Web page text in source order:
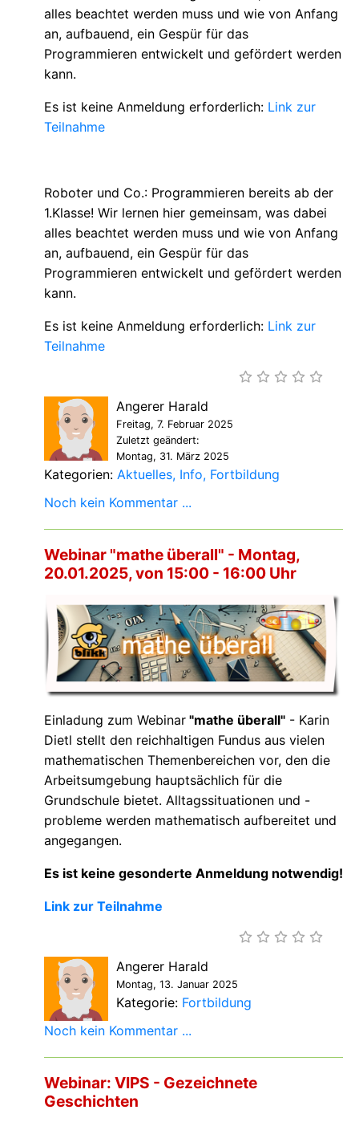
alles beachtet werden muss und wie von Anfang
an, aufbauend, ein Gespür für das
Programmieren entwickelt und gefördert werden
kann.
Es ist keine Anmeldung erforderlich: Link zur
Teilnahme
Roboter und Co.: Programmieren bereits ab der
1.Klasse! Wir lernen hier gemeinsam, was dabei
alles beachtet werden muss und wie von Anfang
an, aufbauend, ein Gespür für das
Programmieren entwickelt und gefördert werden
kann.
Es ist keine Anmeldung erforderlich: Link zur
Teilnahme
Angerer Harald
Freitag, 7. Februar 2025
Zuletzt geändert:
Montag, 31. März 2025
Kategorien: Aktuelles Info Fortbildung
Noch kein Kommentar ...
Webinar "mathe überall" - Montag,
20.01.2025, von 15:00 - 16:00 Uhr
Einladung zum Webinar "mathe überall" - Karin
Dietl stellt den reichhaltigen Fundus aus vielen
mathematischen Themenbereichen vor, den die
Arbeitsumgebung hauptsächlich für die
Grundschule bietet. Alltagssituationen und -
probleme werden mathematisch aufbereitet und
angegangen.
Es ist keine gesonderte Anmeldung notwendig!
Link zur Teilnahme
Angerer Harald
Montag, 13. Januar 2025
Kategorie: Fortbildung
Noch kein Kommentar ...
Webinar: VIPS - Gezeichnete
Geschichten